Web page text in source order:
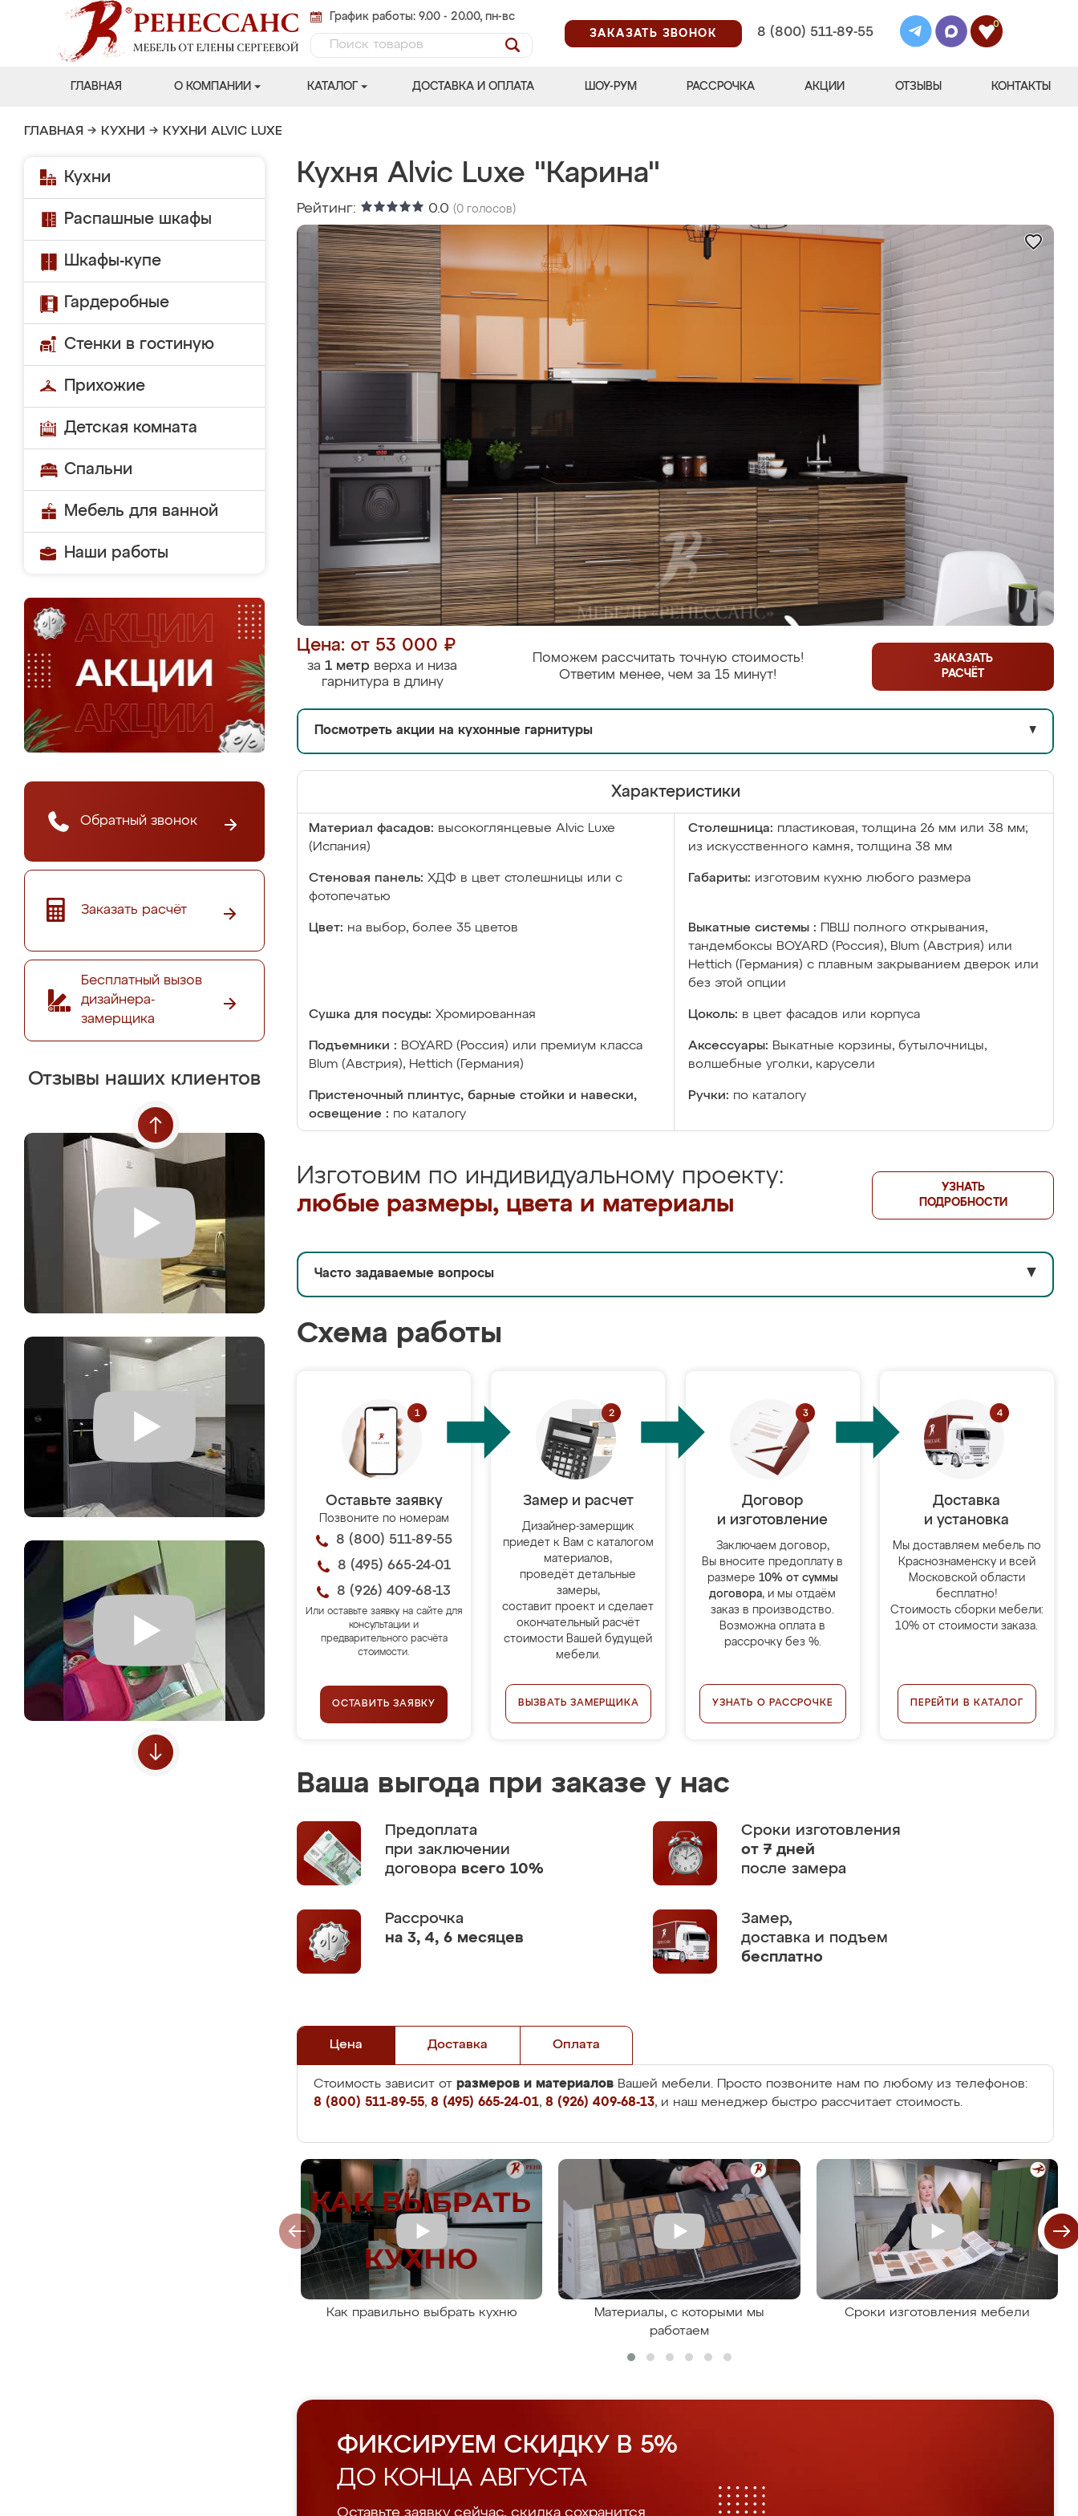
График работы: 9.00 - 20.00, пн-вс
ЗАКАЗАТЬ ЗВОНОК
8 (800) 511-89-55
0
ГЛАВНАЯ О КОМПАНИИ КАТАЛОГ ДОСТАВКА И ОПЛАТА ШОУ-РУМ РАССРОЧКА АКЦИИ ОТЗЫВЫ КОНТАКТЫ
ГЛАВНАЯ → КУХНИ → КУХНИ ALVIC LUXE
Кухни
Распашные шкафы
Шкафы-купе
Гардеробные
Стенки в гостиную
Прихожие
Детская комната
Спальни
Мебель для ванной
Наши работы
Обратный звонок
Заказать расчёт
Бесплатный вызов
дизайнера-
замерщика
Отзывы наших клиентов
Кухня Alvic Luxe "Карина"
Рейтинг: 0.0 (0 голосов)
Цена: от 53 000 ₽
за 1 метр верха и низа
гарнитура в длину
Поможем рассчитать точную стоимость!
Ответим менее, чем за 15 минут!
ЗАКАЗАТЬ
РАСЧЁТ
Посмотреть акции на кухонные гарнитуры ▼
Характеристики
Материал фасадов: высокоглянцевые Аlvic Luxe
(Испания)
Столешница: пластиковая, толщина 26 мм или 38 мм;
из искусственного камня, толщина 38 мм
Стеновая панель: ХДФ в цвет столешницы или с
фотопечатью
Габариты: изготовим кухню любого размера
Цвет: на выбор, более 35 цветов Выкатные системы :
ПВШ полного открывания,
тандембоксы BOYARD (Россия), Blum (Австрия) или
Hettich (Германия) с плавным закрыванием дверок или
без этой опции
Сушка для посуды: Хромированная Цоколь: в цвет фасадов или корпуса
Подъемники : BOYARD (Россия) или премиум класса
Blum (Австрия), Hettich (Германия)
Аксессуары: Выкатные корзины, бутылочницы,
волшебные уголки, карусели
Пристеночный плинтус, барные стойки и навески,
освещение : по каталогу
Ручки: по каталогу
Изготовим по индивидуальному проекту:
любые размеры, цвета и материалы
УЗНАТЬ
ПОДРОБНОСТИ
Часто задаваемые вопросы ▼
Схема работы
Оставьте заявку
Позвоните по номерам
8 (800) 511-89-55
8 (495) 665-24-01
8 (926) 409-68-13
Или оставьте заявку на сайте для
консультации и
предварительного расчёта
стоимости.
ОСТАВИТЬ ЗАЯВКУ
Замер и расчет
Дизайнер-замерщик
приедет к Вам с каталогом
материалов,
проведёт детальные
замеры,
составит проект и сделает
окончательный расчёт
стоимости Вашей будущей
мебели.
ВЫЗВАТЬ ЗАМЕРЩИКА
Договор
и изготовление
Заключаем договор,
Вы вносите предоплату в
размере 10% от суммы
договора, и мы отдаём
заказ в производство.
Возможна оплата в
рассрочку без %.
УЗНАТЬ О РАССРОЧКЕ
Доставка
и установка
Мы доставляем мебель по
Краснознаменску и всей
Московской области
бесплатно!
Стоимость сборки мебели:
10% от стоимости заказа.
ПЕРЕЙТИ В КАТАЛОГ
Ваша выгода при заказе у нас
Предоплата
при заключении
договора всего 10%
Сроки изготовления
от 7 дней
после замера
Рассрочка
на 3, 4, 6 месяцев
Замер,
доставка и подъем
бесплатно
Цена Доставка Оплата
Стоимость зависит от размеров и материалов Вашей мебели. Просто позвоните нам по любому из телефонов:
8 (800) 511-89-55, 8 (495) 665-24-01, 8 (926) 409-68-13, и наш менеджер быстро рассчитает стоимость.
Как правильно выбрать кухню
Материалы, с которыми мы
работаем
Сроки изготовления мебели
ФИКСИРУЕМ СКИДКУ В 5%
ДО КОНЦА АВГУСТА
Оставьте заявку сейчас, скидка сохранится.